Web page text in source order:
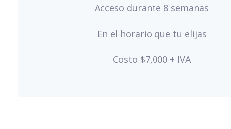
Acceso durante 8 semanas
En el horario que tu elijas
Costo $7,000 + IVA